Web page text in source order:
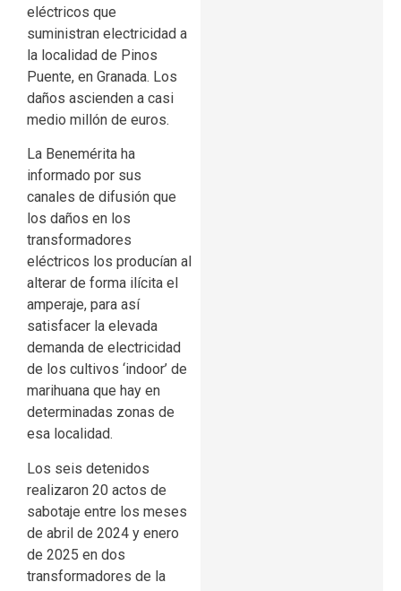
eléctricos que
suministran electricidad a
la localidad de Pinos
Puente, en Granada. Los
daños ascienden a casi
medio millón de euros.
La Benemérita ha
informado por sus
canales de difusión que
los daños en los
transformadores
eléctricos los producían al
alterar de forma ilícita el
amperaje, para así
satisfacer la elevada
demanda de electricidad
de los cultivos ‘indoor’ de
marihuana que hay en
determinadas zonas de
esa localidad.
Los seis detenidos
realizaron 20 actos de
sabotaje entre los meses
de abril de 2024 y enero
de 2025 en dos
transformadores de la